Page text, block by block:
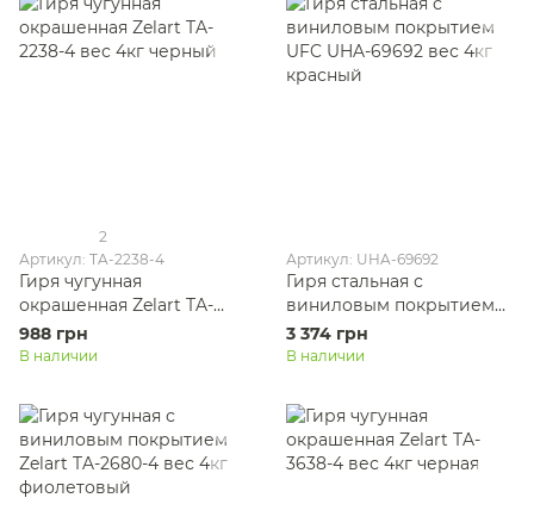
2
Артикул: TA-2238-4
Гиря чугунная
окрашенная Zelart TA-
2238-4 вес 4кг черный
988 грн
В наличии
Артикул: UHA-69692
Гиря стальная с
виниловым покрытием
UFC UHA-69692 вес 4кг
красный
3 374 грн
В наличии